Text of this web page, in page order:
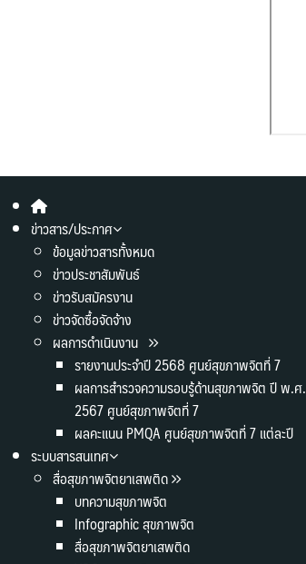
ข่าวสาร/ประกาศ
ข้อมูลข่าวสารทั้งหมด
ข่าวประชาสัมพันธ์
ข่าวรับสมัครงาน
ข่าวจัดซื้อจัดจ้าง
ผลการดำเนินงาน
รายงานประจำปี 2568 ศูนย์สุขภาพจิตที่ 7
ผลการสำรวจความรอบรู้ด้านสุขภาพจิต ปี พ.ศ.
2567 ศูนย์สุขภาพจิตที่ 7
ผลคะแนน PMQA ศูนย์สุขภาพจิตที่ 7 แต่ละปี
ระบบสารสนเทศ
สื่อสุขภาพจิตยาเสพติด
บทความสุขภาพจิต
Infographic สุขภาพจิต
สื่อสุขภาพจิตยาเสพติด